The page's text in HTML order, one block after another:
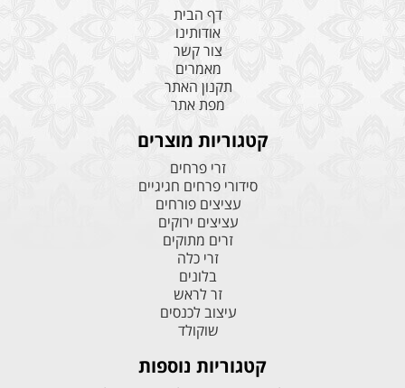
דף הבית
אודותינו
צור קשר
מאמרים
תקנון האתר
מפת אתר
קטגוריות מוצרים
זרי פרחים
סידורי פרחים חגיגיים
עציצים פורחים
עציצים ירוקים
זרים מתוקים
זרי כלה
בלונים
זר לראש
עיצוב לכנסים
שוקולד
קטגוריות נוספות